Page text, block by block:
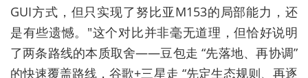
GUI方式，但只实现了努比亚M153的局部能力，还
是有些遗憾。"这个对比并非毫无道理，但恰好说明
了两条路线的本质取舍——豆包走 “先落地、再协调”
的快速覆盖路线，谷歌+三星走 “先定生态规则、再逐